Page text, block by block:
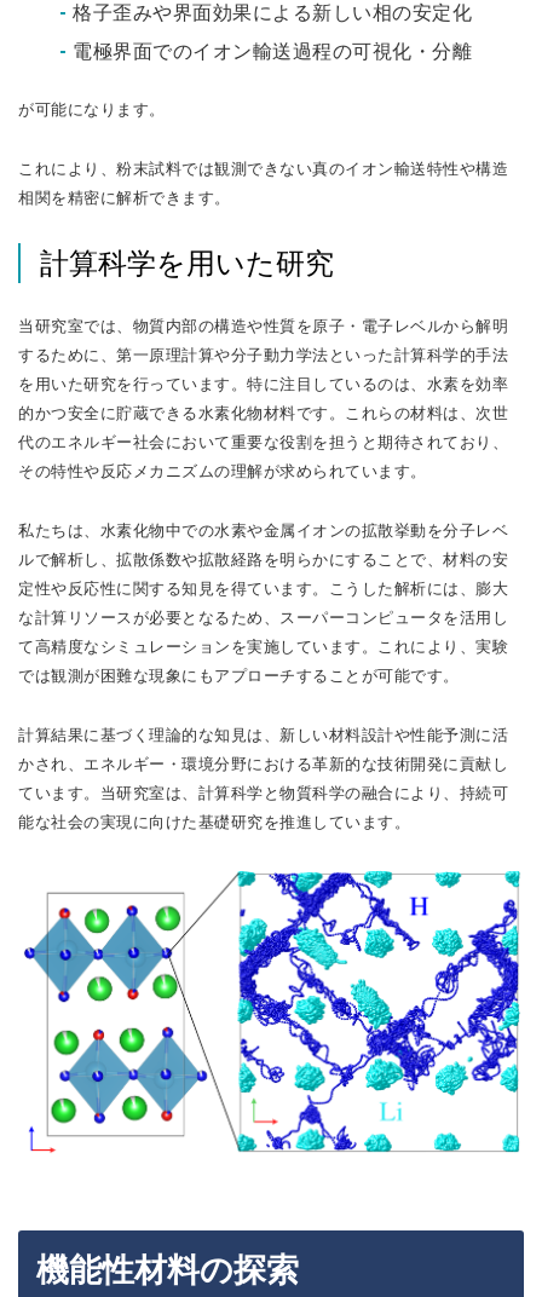
格子歪みや界面効果による新しい相の安定化
電極界面でのイオン輸送過程の可視化・分離
が可能になります。
これにより、粉末試料では観測できない真のイオン輸送特性や構造
相関を精密に解析できます。
計算科学を用いた研究
当研究室では、物質内部の構造や性質を原子・電子レベルから解明
するために、第一原理計算や分子動力学法といった計算科学的手法
を用いた研究を行っています。特に注目しているのは、水素を効率
的かつ安全に貯蔵できる水素化物材料です。これらの材料は、次世
代のエネルギー社会において重要な役割を担うと期待されており、
その特性や反応メカニズムの理解が求められています。
私たちは、水素化物中での水素や金属イオンの拡散挙動を分子レベ
ルで解析し、拡散係数や拡散経路を明らかにすることで、材料の安
定性や反応性に関する知見を得ています。こうした解析には、膨大
な計算リソースが必要となるため、スーパーコンピュータを活用し
て高精度なシミュレーションを実施しています。これにより、実験
では観測が困難な現象にもアプローチすることが可能です。
計算結果に基づく理論的な知見は、新しい材料設計や性能予測に活
かされ、エネルギー・環境分野における革新的な技術開発に貢献し
ています。当研究室は、計算科学と物質科学の融合により、持続可
能な社会の実現に向けた基礎研究を推進しています。
機能性材料の探索